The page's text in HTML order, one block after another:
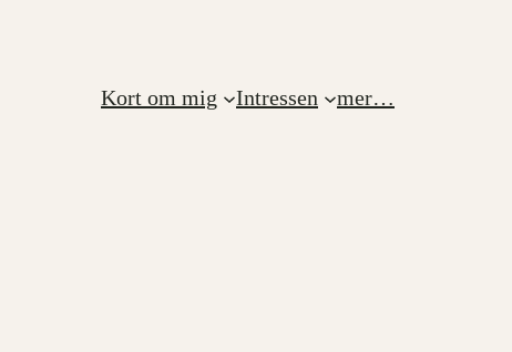
Kort om mig Intressen mer…